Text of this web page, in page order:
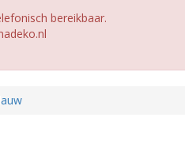
bereikbaar.